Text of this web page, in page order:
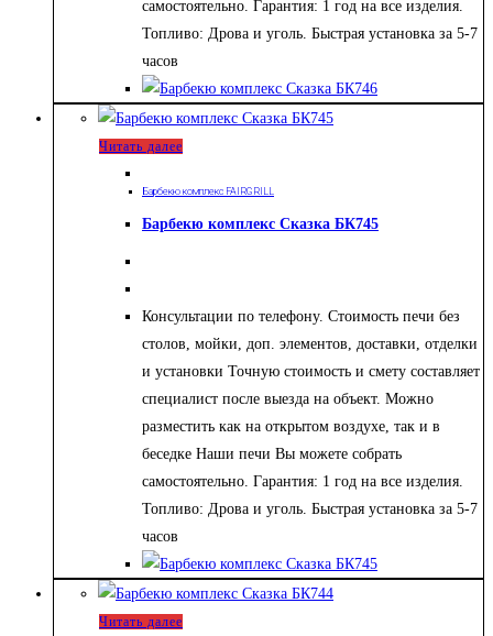
самостоятельно. Гарантия: 1 год на все изделия.
Топливо: Дрова и уголь. Быстрая установка за 5-7
часов
Читать далее
Барбекю комплекс FAIRGRILL
Барбекю комплекс Сказка БК745
Консультации по телефону. Стоимость печи без
столов, мойки, доп. элементов, доставки, отделки
и установки Точную стоимость и смету составляет
специалист после выезда на объект. Можно
разместить как на открытом воздухе, так и в
беседке Наши печи Вы можете собрать
самостоятельно. Гарантия: 1 год на все изделия.
Топливо: Дрова и уголь. Быстрая установка за 5-7
часов
Читать далее